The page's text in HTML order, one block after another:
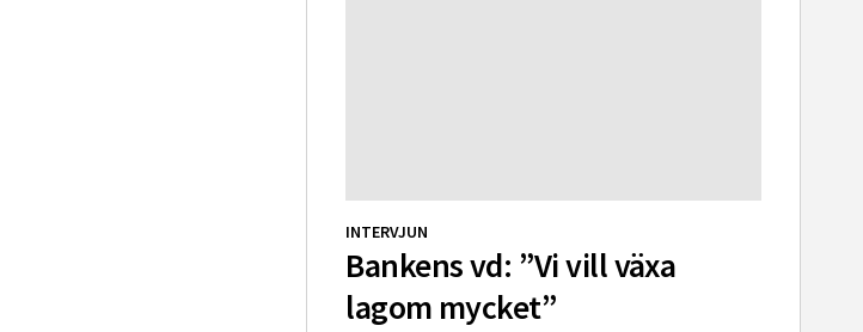
INTERVJUN
Bankens vd: ”Vi vill växa
lagom mycket”